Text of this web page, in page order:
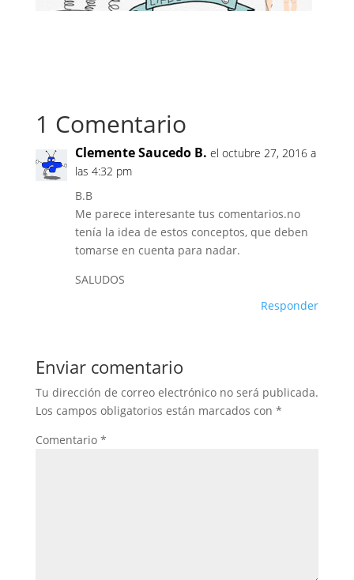
1 Comentario
Clemente Saucedo B. el octubre 27, 2016 a
las 4:32 pm
B.B
Me parece interesante tus comentarios.no
tenía la idea de estos conceptos, que deben
tomarse en cuenta para nadar.
SALUDOS
Responder
Enviar comentario
Tu dirección de correo electrónico no será publicada.
Los campos obligatorios están marcados con *
Comentario *